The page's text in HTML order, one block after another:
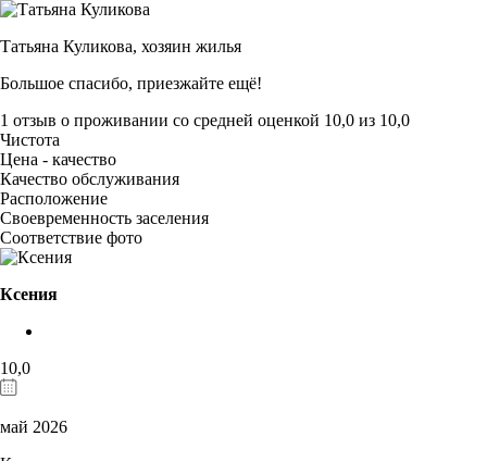
Татьяна Куликова, хозяин жилья
Большое спасибо, приезжайте ещё!
1 отзыв о проживании со средней оценкой 10,0 из 10,0
Чистота
Цена - качество
Качество обслуживания
Расположение
Своевременность заселения
Соответствие фото
Ксения
10,0
май 2026